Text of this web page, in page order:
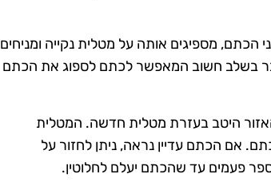
מספיגים אותה על מטלית נקייה ומניחים
הכתם למשך 24 שעות. מדובר בשלב חשוב המאפשר לכתם לספוג את הכתם
האזור היטב בעזרת מטלית חדשה. המטלית
אם הכתם עדיין נראה, ניתן לחזור על
פעמים עד שהכתם יעלם לחלוטין.